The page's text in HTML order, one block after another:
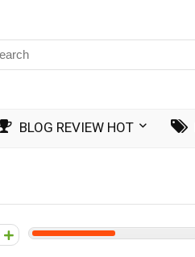
BLOG REVIEW HOT